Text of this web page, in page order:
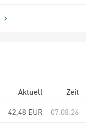
Aktuell
Zeit
42,48 EUR
07.08.26